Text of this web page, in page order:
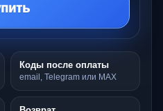
Коды после оплаты
email, Telegram или MAX